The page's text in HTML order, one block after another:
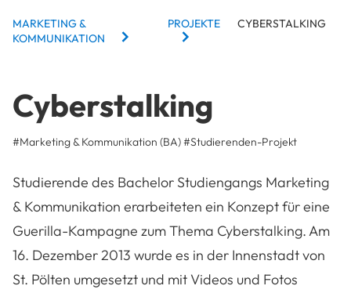
BREADCRUMBS
MARKETING &
KOMMUNIKATION
PROJEKTE CYBERSTALKING
Cyberstalking
#Marketing & Kommunikation (BA)#Studierenden-Projekt
Studierende des Bachelor Studiengangs Marketing
& Kommunikation erarbeiteten ein Konzept für eine
Guerilla-Kampagne zum Thema Cyberstalking. Am
16. Dezember 2013 wurde es in der Innenstadt von
St. Pölten umgesetzt und mit Videos und Fotos